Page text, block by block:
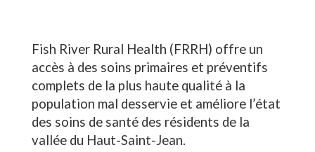
Fish River Rural Health (FRRH) offre un
accès à des soins primaires et préventifs
complets de la plus haute qualité à la
population mal desservie et améliore l’état
des soins de santé des résidents de la
vallée du Haut-Saint-Jean.